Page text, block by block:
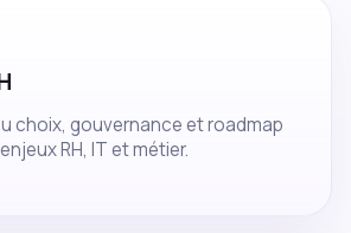
choix, gouvernance et roadmap
RH, IT et métier.